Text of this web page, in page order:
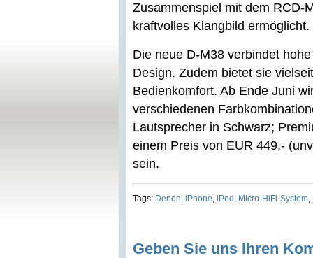
Zusammenspiel mit dem RCD-
kraftvolles Klangbild ermöglicht.
Die neue D-M38 verbindet
Design. Zudem bietet sie
Bedienkomfort. Ab Ende Juni
verschiedenen
Lautsprecher in Schwarz;
einem Preis von EUR 449,-
sein.
Tags: Denon iPhone iPod Micro-HiFi-System
Geben Sie uns Ihren